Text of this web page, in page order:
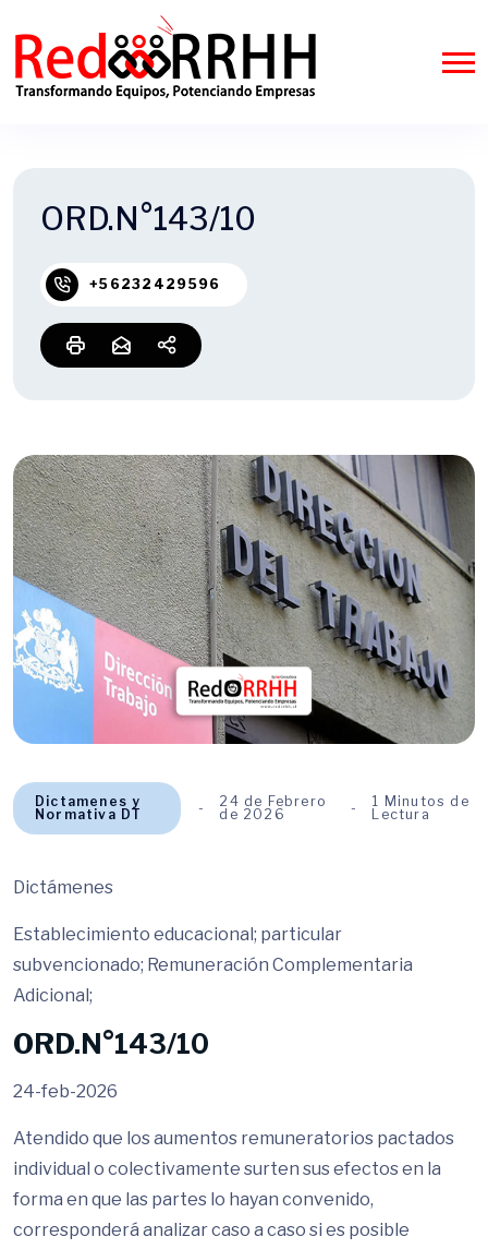
ORD.N°143/10
+56232429596
Dictamenes y
Normativa DT
24 de Febrero
de 2026
1 Minutos de
Lectura
Dictámenes
Establecimiento educacional; particular
subvencionado; Remuneración Complementaria
Adicional;
ORD.N°143/10
24-feb-2026
Atendido que los aumentos remuneratorios pactados
individual o colectivamente surten sus efectos en la
forma en que las partes lo hayan convenido,
corresponderá analizar caso a caso si es posible